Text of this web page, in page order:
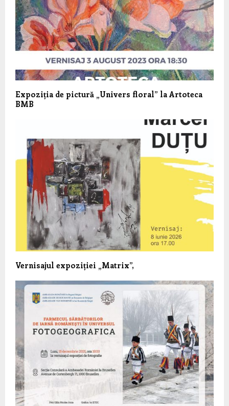
Expoziția de pictură „Univers floral” la Artoteca
BMB
Vernisajul expoziției „Matrix”,